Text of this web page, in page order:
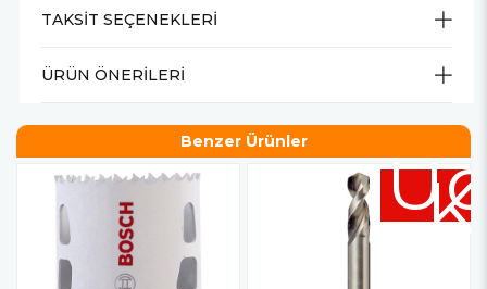
TAKSIT SEÇENEKLERI
ÜRÜN ÖNERILERI
Benzer Ürünler